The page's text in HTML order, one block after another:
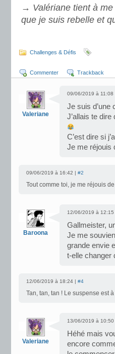
→ Valériane tient à me
que je suis rebelle et
Challenges & Défis
Commenter Trackback
Valeriane
09/06/2019 à 11:08
Je suis d’une
J’allais te dire
C’est dire si
Je me réjouis
09/06/2019 à 16:42 | #2
Tout comme toi, je me réjouis
Baroona
12/06/2019 à 12:15
Gallmeister,
Je me
grande envie
t-elle changer
12/06/2019 à 18:24 | #4
Tan, tan, tan ! Le suspense est
Valeriane
13/06/2019 à 10:50
Héhé mais
encore